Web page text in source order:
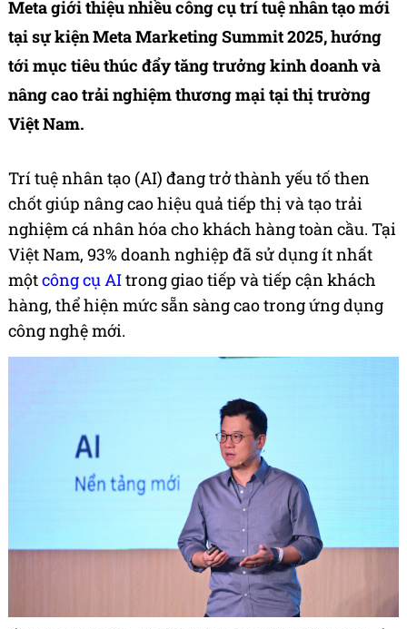
Meta giới thiệu nhiều công cụ trí tuệ nhân tạo mới
tại sự kiện Meta Marketing Summit 2025, hướng
tới mục tiêu thúc đẩy tăng trưởng kinh doanh và
nâng cao trải nghiệm thương mại tại thị trường
Việt Nam.
Trí tuệ nhân tạo (AI) đang trở thành yếu tố then
chốt giúp nâng cao hiệu quả tiếp thị và tạo trải
nghiệm cá nhân hóa cho khách hàng toàn cầu. Tại
Việt Nam, 93% doanh nghiệp đã sử dụng ít nhất
mộtcông cụ AItrong giao tiếp và tiếp cận khách
hàng, thể hiện mức sẵn sàng cao trong ứng dụng
công nghệ mới.